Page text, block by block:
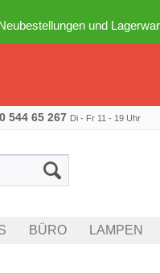
und
544 65 267 Di - Fr 11 - 19 Uhr
BÜRO LAMPEN